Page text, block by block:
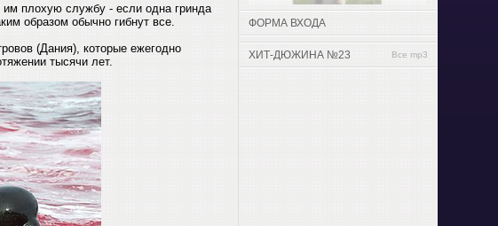
им плохую службу - если одна гринда
образом обычно гибнут все.
(Дания), которые ежегодно
тысячи лет.
ФОРМА ВХОДА
ХИТ-ДЮЖИНА №23 Все mp3